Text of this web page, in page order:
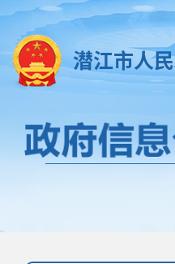
潜江市人